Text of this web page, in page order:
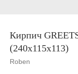
Кирпич
(240х115х113)
Roben